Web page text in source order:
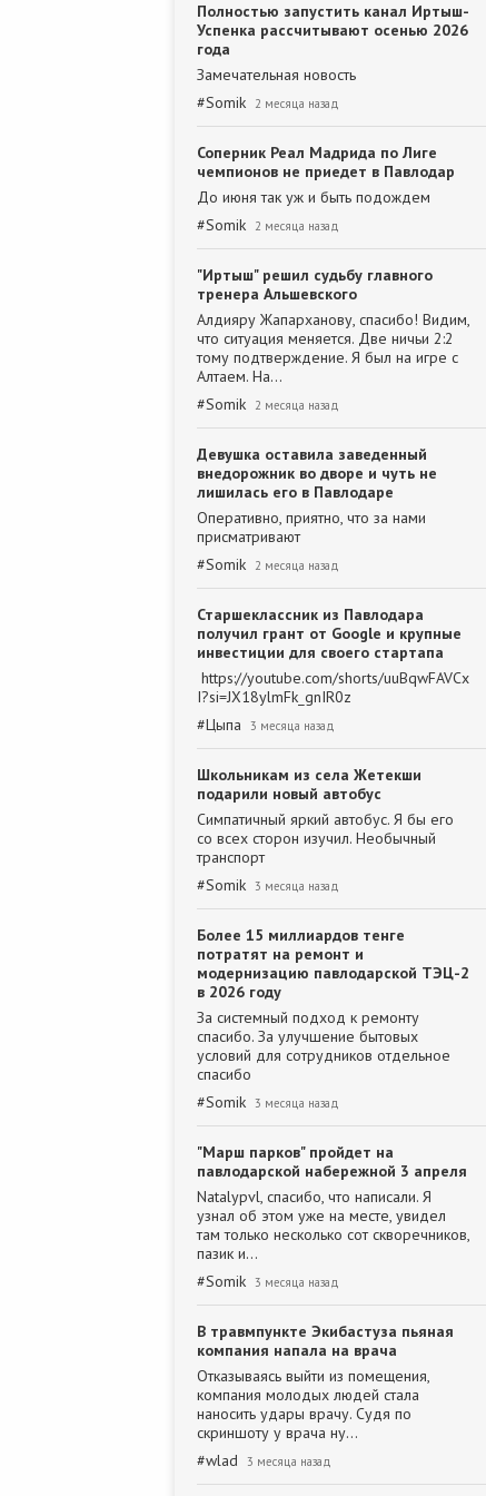
Полностью запустить канал Иртыш-
Успенка рассчитывают осенью 2026
года
Замечательная новость
#Somik 2 месяца назад
Соперник Реал Мадрида по Лиге
чемпионов не приедет в Павлодар
До июня так уж и быть подождем
#Somik 2 месяца назад
"Иртыш" решил судьбу главного
тренера Альшевского
Алдияру Жапарханову, спасибо! Видим,
что ситуация меняется. Две ничьи 2:2
тому подтверждение. Я был на игре с
Алтаем. На…
#Somik 2 месяца назад
Девушка оставила заведенный
внедорожник во дворе и чуть не
лишилась его в Павлодаре
Оперативно, приятно, что за нами
присматривают
#Somik 2 месяца назад
Старшеклассник из Павлодара
получил грант от Google и крупные
инвестиции для своего стартапа
https://youtube.com/shorts/uuBqwFAVCx
I?si=JX18ylmFk_gnIR0z
#Цыпа 3 месяца назад
Школьникам из села Жетекши
подарили новый автобус
Симпатичный яркий автобус. Я бы его
со всех сторон изучил. Необычный
транспорт
#Somik 3 месяца назад
Более 15 миллиардов тенге
потратят на ремонт и
модернизацию павлодарской ТЭЦ-2
в 2026 году
За системный подход к ремонту
спасибо. За улучшение бытовых
условий для сотрудников отдельное
спасибо
#Somik 3 месяца назад
"Марш парков" пройдет на
павлодарской набережной 3 апреля
Natalypvl, спасибо, что написали. Я
узнал об этом уже на месте, увидел
там только несколько сот скворечников,
пазик и…
#Somik 3 месяца назад
В травмпункте Экибастуза пьяная
компания напала на врача
Отказываясь выйти из помещения,
компания молодых людей стала
наносить удары врачу. Судя по
скриншоту у врача ну…
#wlad 3 месяца назад